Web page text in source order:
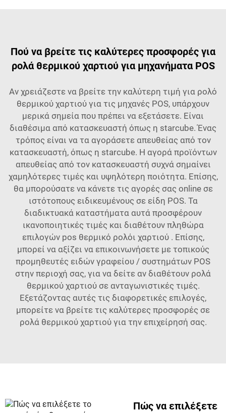
Πού να βρείτε τις καλύτερες προσφορές για
ρολά θερμικού χαρτιού για μηχανήματα POS
Αν χρειάζεστε να βρείτε την καλύτερη τιμή για ρολό
θερμικού χαρτιού για τις μηχανές POS, υπάρχουν
μερικά σημεία που πρέπει να εξετάσετε. Είναι
διαθέσιμα από κατασκευαστή όπως η starcube. Ένας
τρόπος είναι να τα αγοράσετε απευθείας από τον
κατασκευαστή, όπως η starcube. Η αγορά προϊόντων
απευθείας από τον κατασκευαστή συχνά σημαίνει
χαμηλότερες τιμές και υψηλότερη ποιότητα. Επίσης,
θα μπορούσατε να κάνετε τις αγορές σας online σε
ιστότοπους ειδικευμένους σε είδη POS. Τα
διαδικτυακά καταστήματα αυτά προσφέρουν
ικανοποιητικές τιμές και διαθέτουν πληθώρα
επιλογών pos θερμικό ρολόι χαρτιού . Επίσης,
μπορεί να αξίζει να επικοινωνήσετε με τοπικούς
προμηθευτές ειδών γραφείου / συστημάτων POS
στην περιοχή σας, για να δείτε αν διαθέτουν ρολά
θερμικού χαρτιού σε ανταγωνιστικές τιμές.
Εξετάζοντας αυτές τις διαφορετικές επιλογές,
μπορείτε να βρείτε τις καλύτερες προσφορές σε
ρολά θερμικού χαρτιού για την επιχείρησή σας.
Πώς να επιλέξετε